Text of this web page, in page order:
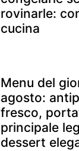
rovinarle:
cucina
Menu del
agosto:
fresco,
principale
dessert